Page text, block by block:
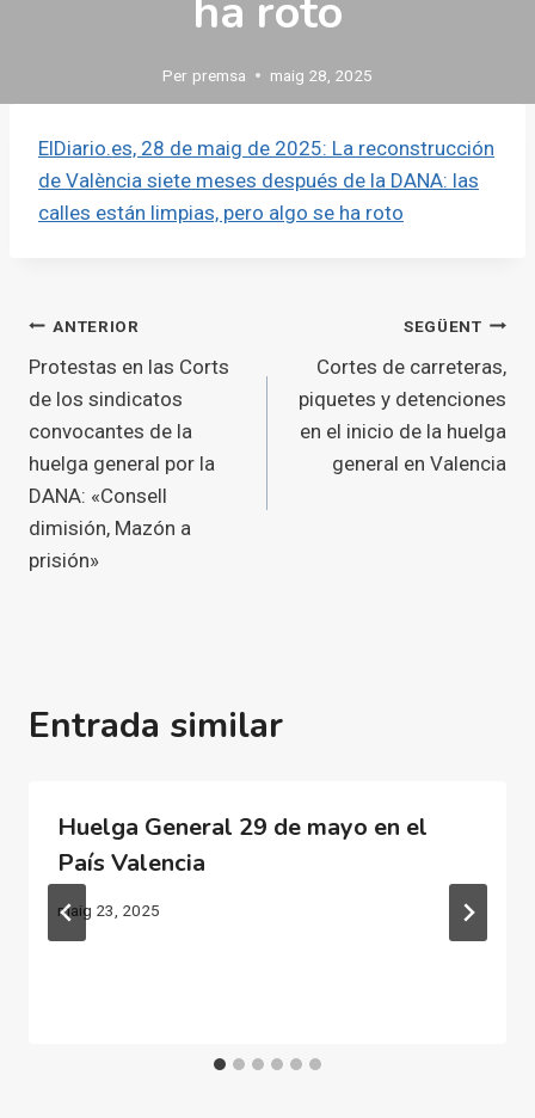
ha roto
Per premsa maig 28, 2025
ElDiario.es, 28 de maig de 2025: La reconstrucción
de València siete meses después de la DANA: las
calles están limpias, pero algo se ha roto
Navegació
d'entrades
ANTERIOR
Protestas en las Corts
de los sindicatos
convocantes de la
huelga general por la
DANA: «Consell
dimisión, Mazón a
prisión»
SEGÜENT
Cortes de carreteras,
piquetes y detenciones
en el inicio de la huelga
general en Valencia
Entrada similar
Huelga General 29 de mayo en el
País Valencia
maig 23, 2025